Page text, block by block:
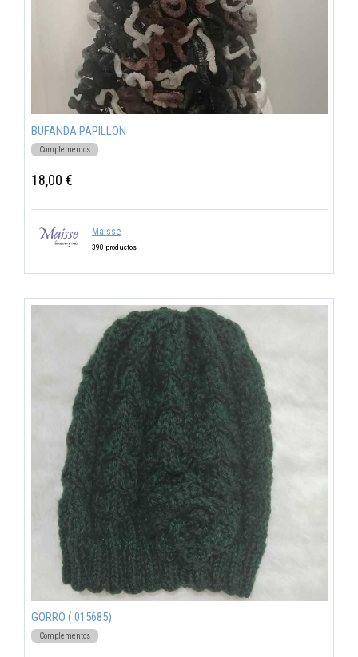
BUFANDA PAPILLON
Complementos
18,00 €
Maisse
390 productos
GORRO ( 015685)
Complementos